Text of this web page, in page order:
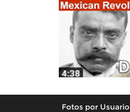
Fotos por